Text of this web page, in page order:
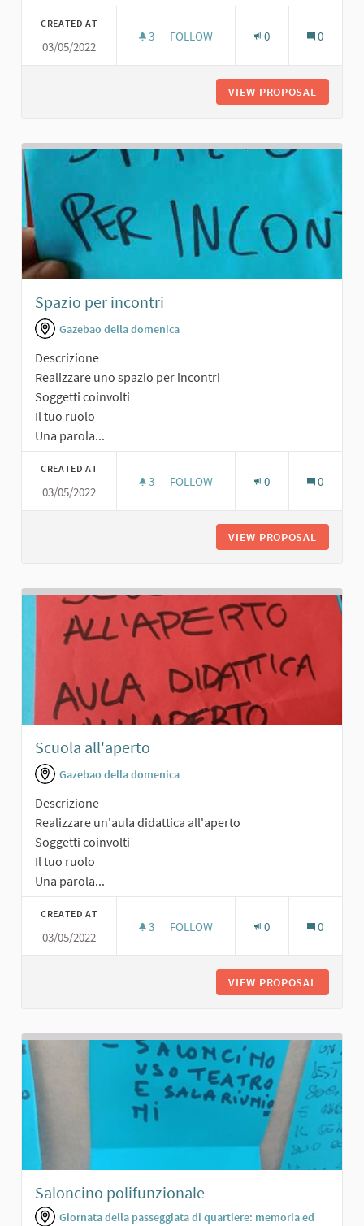
CREATED AT
03/05/2022
3 3 FOLLOWERS
FOLLOW 0 0
VIEW PROPOSAL
Spazio per incontri
Gazebao della domenica
Descrizione
Realizzare uno spazio per incontri
Soggetti coinvolti
Il tuo ruolo
Una parola...
CREATED AT
03/05/2022
3 3 FOLLOWERS
FOLLOW 0 0
VIEW PROPOSAL
Scuola all'aperto
Gazebao della domenica
Descrizione
Realizzare un'aula didattica all'aperto
Soggetti coinvolti
Il tuo ruolo
Una parola...
CREATED AT
03/05/2022
3 3 FOLLOWERS
FOLLOW 0 0
VIEW PROPOSAL
Saloncino polifunzionale
Giornata della passeggiata di quartiere: memoria ed